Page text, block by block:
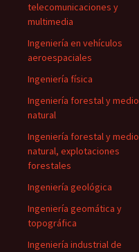
telecomunicaciones y
multimedia
Ingeniería en vehículos
aeroespaciales
Ingeniería física
Ingeniería forestal y medio
natural
Ingeniería forestal y medio
natural, explotaciones
forestales
Ingeniería geológica
Ingeniería geomática y
topográfica
Ingeniería industrial de